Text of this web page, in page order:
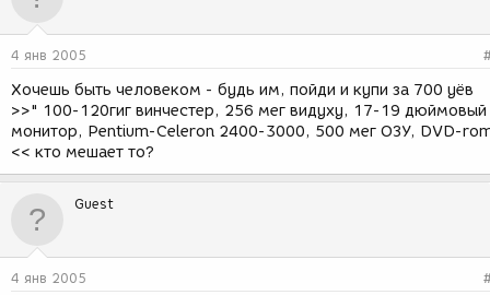
4 янв 2005
Хочешь быть человеком - будь им, пойди и купи за 700 уёв
>>" 100-120гиг винчестер, 256 мег видуху, 17-19 дюймовый
монитор, Pentium-Celeron 2400-3000, 500 мег ОЗУ, DVD-
<< кто мешает то?
Guest
4 янв 2005